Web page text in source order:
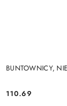
BUNTOWNICY,
Cena:
110.69